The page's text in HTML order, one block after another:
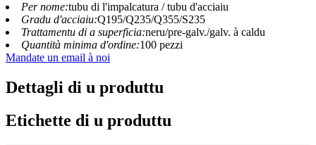
Per nome:tubu di l'impalcatura / tubu d'acciaiu
Gradu d'acciaiu:Q195/Q235/Q355/S235
Trattamentu di a superficia:neru/pre-galv./galv. à caldu
Quantità minima d'ordine:100 pezzi
Mandate un email à noi
Dettagli di u produttu
Etichette di u produttu